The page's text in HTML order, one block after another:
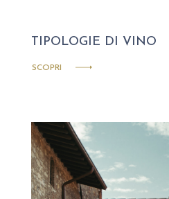
TIPOLOGIE DI VINO
SCOPRI